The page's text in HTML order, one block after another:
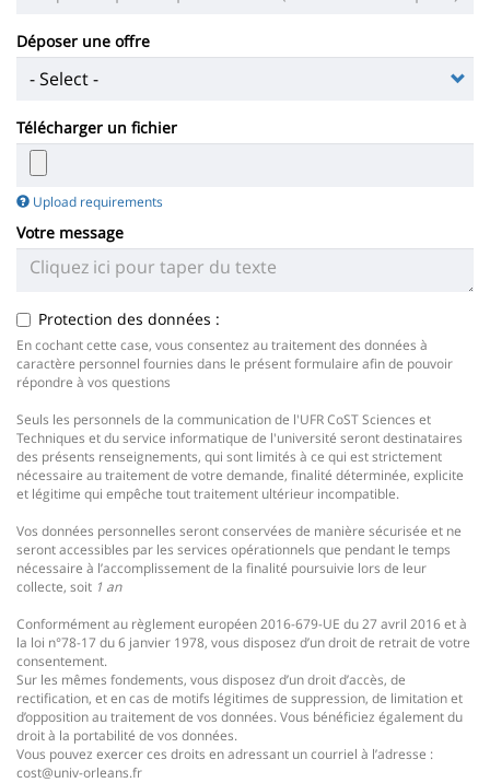
Déposer une offre
Télécharger un fichier
Upload requirements
Votre message
Protection des données :
En cochant cette case, vous consentez au traitement des données à
caractère personnel fournies dans le présent formulaire afin de pouvoir
répondre à vos questions
Seuls les personnels de la communication de l'UFR CoST Sciences et
Techniques et du service informatique de l'université seront destinataires
des présents renseignements, qui sont limités à ce qui est strictement
nécessaire au traitement de votre demande, finalité déterminée, explicite
et légitime qui empêche tout traitement ultérieur incompatible.
Vos données personnelles seront conservées de manière sécurisée et ne
seront accessibles par les services opérationnels que pendant le temps
nécessaire à l’accomplissement de la finalité poursuivie lors de leur
collecte, soit 1 an
Conformément au règlement européen 2016-679-UE du 27 avril 2016 et à
la loi n°78-17 du 6 janvier 1978, vous disposez d’un droit de retrait de votre
consentement.
Sur les mêmes fondements, vous disposez d’un droit d’accès, de
rectification, et en cas de motifs légitimes de suppression, de limitation et
d’opposition au traitement de vos données. Vous bénéficiez également du
droit à la portabilité de vos données.
Vous pouvez exercer ces droits en adressant un courriel à l’adresse :
cost@univ-orleans.fr